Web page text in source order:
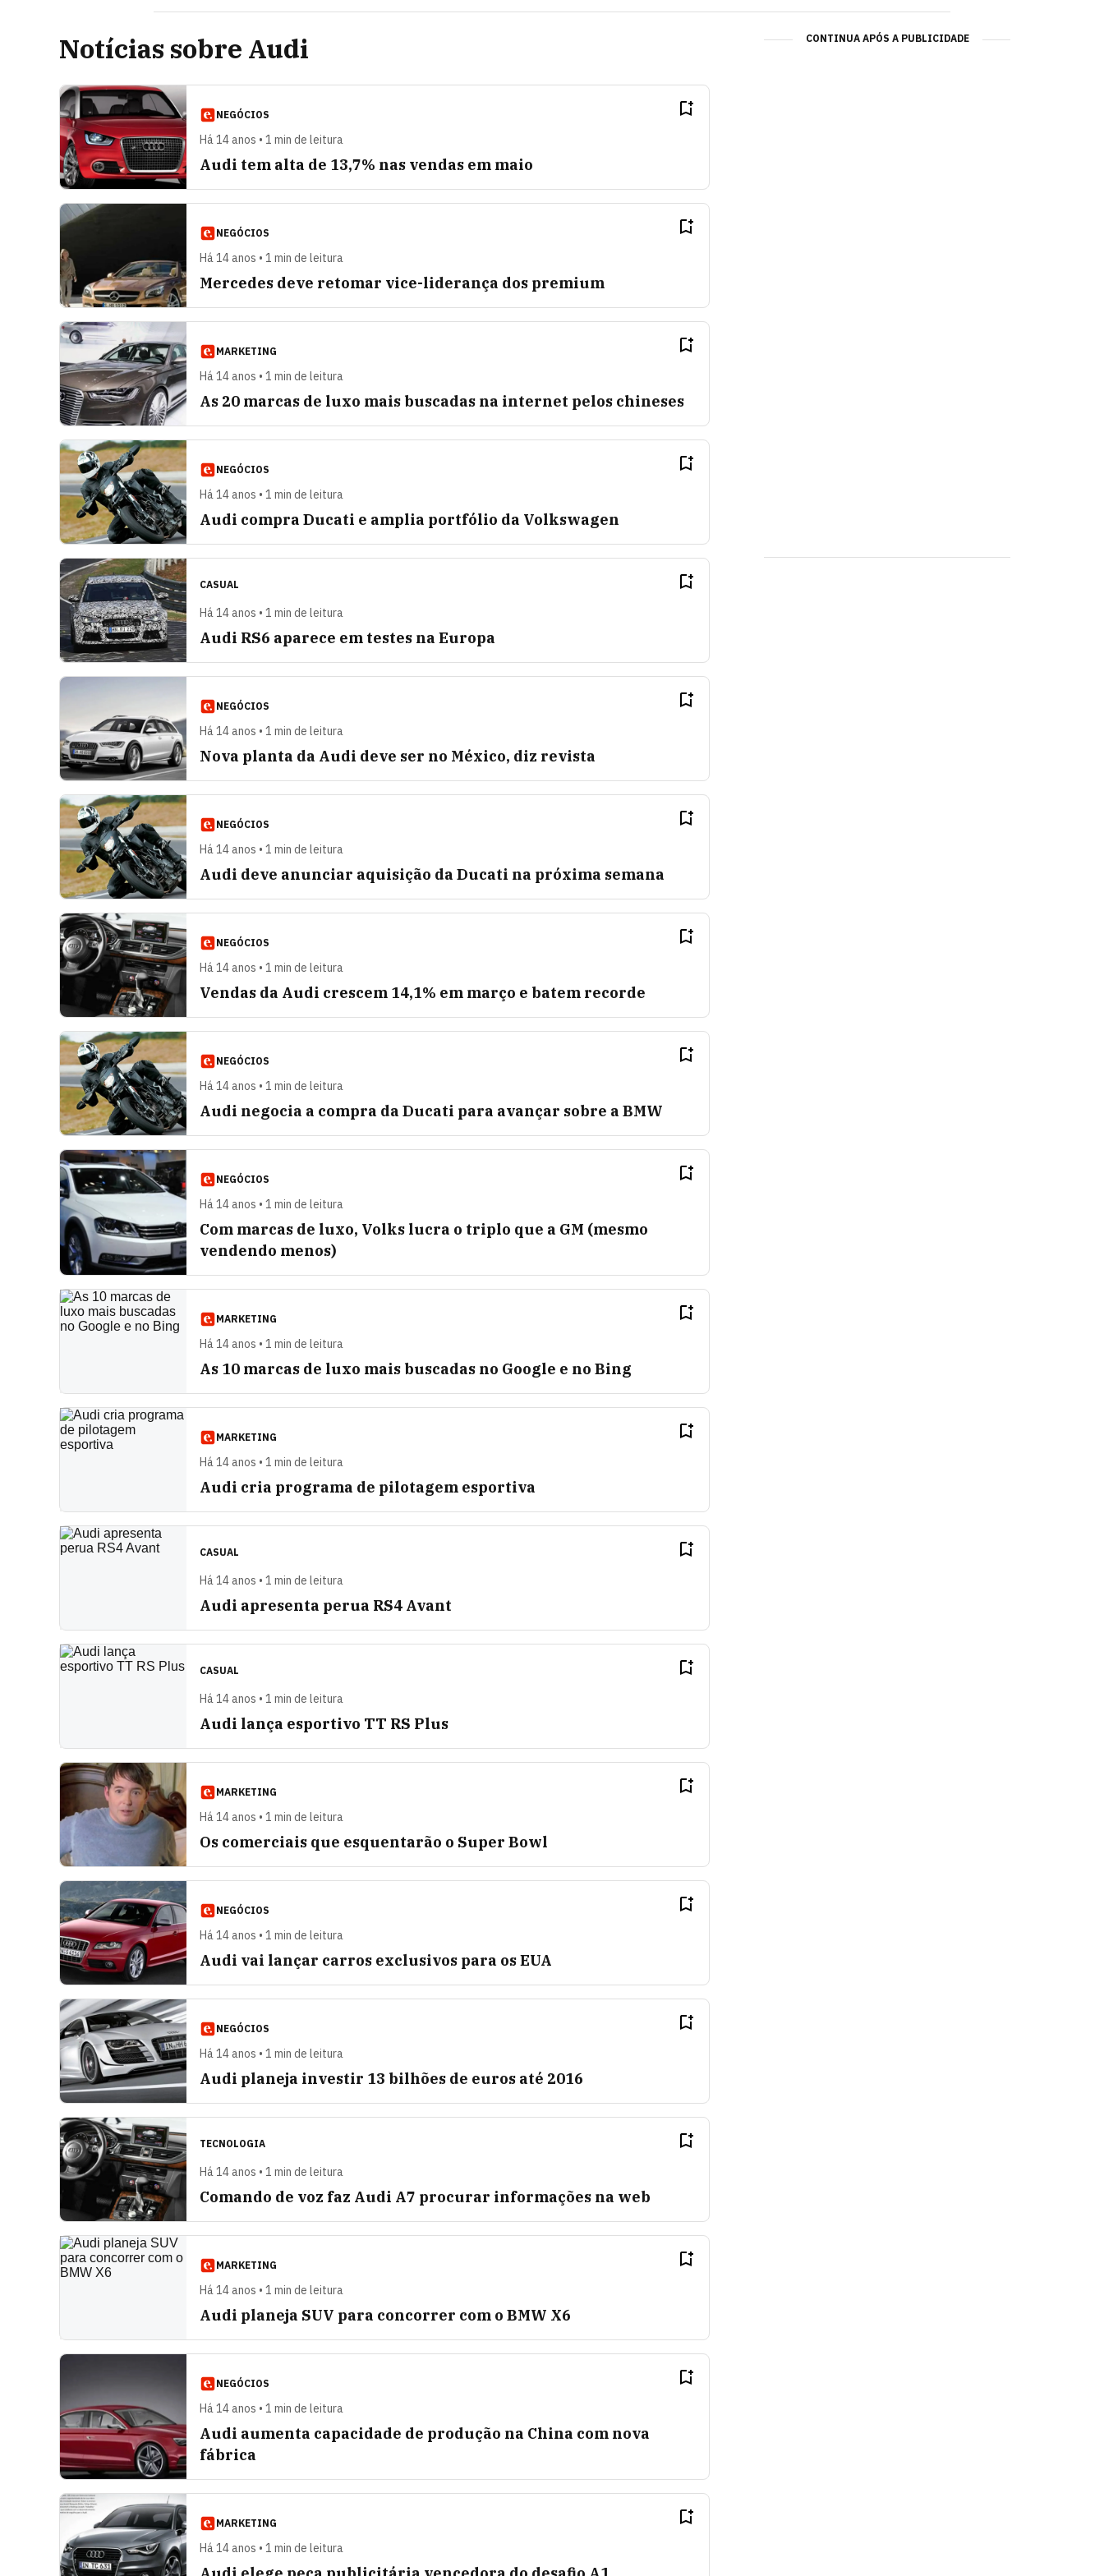
Notícias sobre Audi
NEGÓCIOS
Há 14 anos • 1 min de leitura
Audi tem alta de 13,7% nas vendas em maio
NEGÓCIOS
Há 14 anos • 1 min de leitura
Mercedes deve retomar vice-liderança dos premium
MARKETING
Há 14 anos • 1 min de leitura
As 20 marcas de luxo mais buscadas na internet pelos chineses
NEGÓCIOS
Há 14 anos • 1 min de leitura
Audi compra Ducati e amplia portfólio da Volkswagen
CASUAL
Há 14 anos • 1 min de leitura
Audi RS6 aparece em testes na Europa
NEGÓCIOS
Há 14 anos • 1 min de leitura
Nova planta da Audi deve ser no México, diz revista
NEGÓCIOS
Há 14 anos • 1 min de leitura
Audi deve anunciar aquisição da Ducati na próxima semana
NEGÓCIOS
Há 14 anos • 1 min de leitura
Vendas da Audi crescem 14,1% em março e batem recorde
NEGÓCIOS
Há 14 anos • 1 min de leitura
Audi negocia a compra da Ducati para avançar sobre a BMW
NEGÓCIOS
Há 14 anos • 1 min de leitura
Com marcas de luxo, Volks lucra o triplo que a GM (mesmo
vendendo menos)
MARKETING
Há 14 anos • 1 min de leitura
As 10 marcas de luxo mais buscadas no Google e no Bing
MARKETING
Há 14 anos • 1 min de leitura
Audi cria programa de pilotagem esportiva
CASUAL
Há 14 anos • 1 min de leitura
Audi apresenta perua RS4 Avant
CASUAL
Há 14 anos • 1 min de leitura
Audi lança esportivo TT RS Plus
MARKETING
Há 14 anos • 1 min de leitura
Os comerciais que esquentarão o Super Bowl
NEGÓCIOS
Há 14 anos • 1 min de leitura
Audi vai lançar carros exclusivos para os EUA
NEGÓCIOS
Há 14 anos • 1 min de leitura
Audi planeja investir 13 bilhões de euros até 2016
TECNOLOGIA
Há 14 anos • 1 min de leitura
Comando de voz faz Audi A7 procurar informações na web
MARKETING
Há 14 anos • 1 min de leitura
Audi planeja SUV para concorrer com o BMW X6
NEGÓCIOS
Há 14 anos • 1 min de leitura
Audi aumenta capacidade de produção na China com nova
fábrica
MARKETING
Há 14 anos • 1 min de leitura
CONTINUA APÓS A PUBLICIDADE